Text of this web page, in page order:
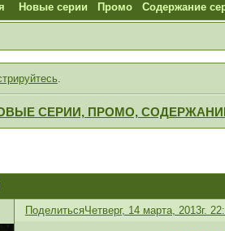
Новые серии Промо Содержание
.
СЕРИИ, ПРОМО,
ПоделитьсяЧетверг, 14 марта, 2013г.